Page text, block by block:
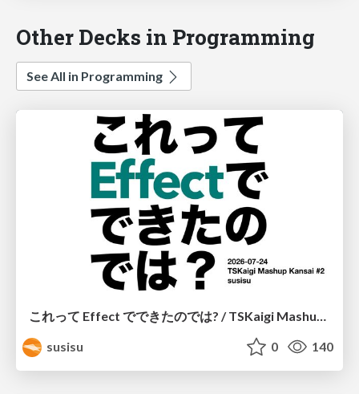
Other Decks in Programming
See All in Programming
susisu
0 140